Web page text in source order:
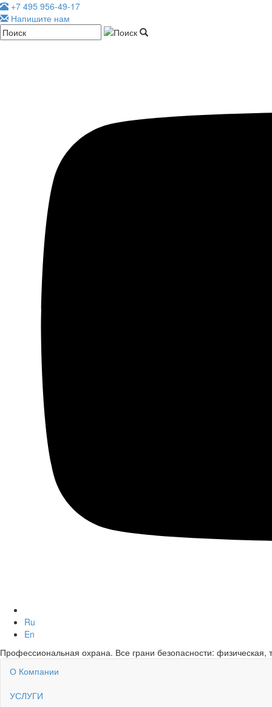
+7 495 956-49-17
Напишите нам
Ru
En
Профессиональная охрана. Все грани безопасности: физическая,
О Компании
УСЛУГИ